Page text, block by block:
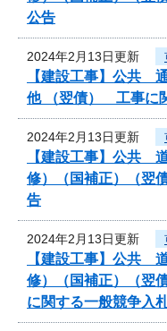
公告
2024年2月13日更新
【建設工事】公共
他 （翌債） 工事に
2024年2月13日更新
【建設工事】公共
修）（国補正）（翌
告
2024年2月13日更新
【建設工事】公共
修）（国補正）（翌
に関する一般競争入